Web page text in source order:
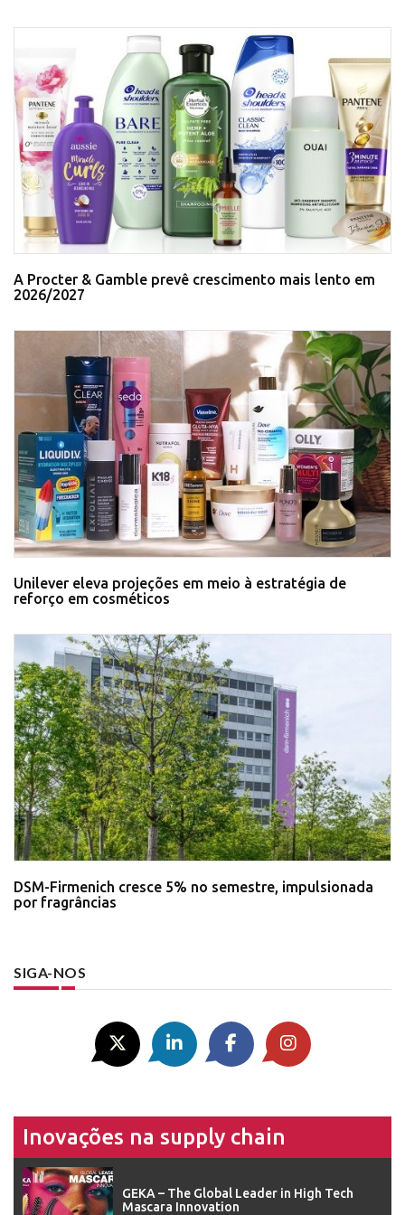
A Procter & Gamble prevê crescimento mais lento em
2026/2027
Unilever eleva projeções em meio à estratégia de
reforço em cosméticos
DSM-Firmenich cresce 5% no semestre, impulsionada
por fragrâncias
SIGA-NOS
Inovações na supply chain
GEKA – The Global Leader in High Tech
Mascara Innovation